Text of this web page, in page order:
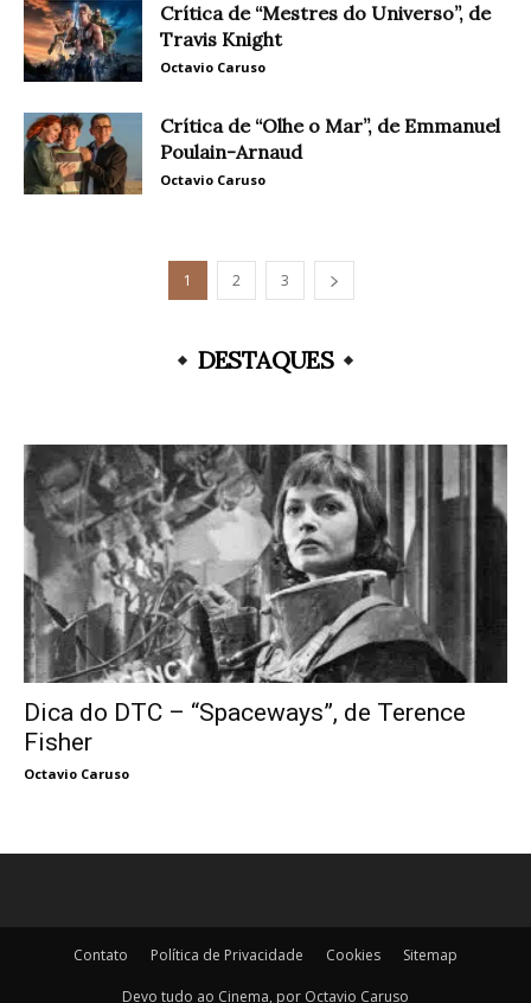
Crítica de “Mestres do Universo”, de
Travis Knight
Octavio Caruso
Crítica de “Olhe o Mar”, de Emmanuel
Poulain-Arnaud
Octavio Caruso
1 2 3
DESTAQUES
Dica do DTC – “Spaceways”, de Terence
Fisher
Octavio Caruso
Contato Política de Privacidade Cookies Sitemap
Devo tudo ao Cinema, por Octavio Caruso